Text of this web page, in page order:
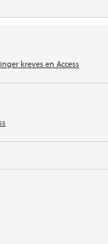
kreves en Access